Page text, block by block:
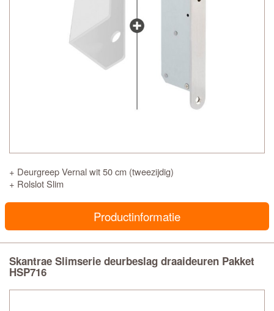
+ Deurgreep Vernal wit 50 cm (tweezijdig)
+ Rolslot Slim
Productinformatie
Skantrae Slimserie deurbeslag draaideuren Pakket
HSP716